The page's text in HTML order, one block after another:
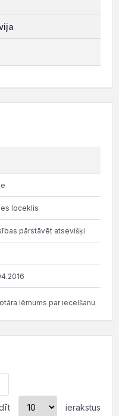
loceklis
pārstāvēt atsevišķi
lēmums par iecelšanu
ierakstus